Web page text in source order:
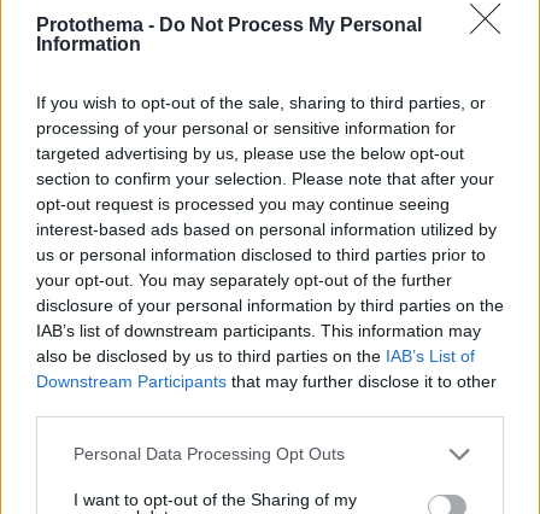
Protothema - Do Not Process My Personal
Information
If you wish to opt-out of the sale, sharing to third parties, or
processing of your personal or sensitive information for
targeted advertising by us, please use the below opt-out
section to confirm your selection. Please note that after your
opt-out request is processed you may continue seeing
interest-based ads based on personal information utilized by
us or personal information disclosed to third parties prior to
your opt-out. You may separately opt-out of the further
disclosure of your personal information by third parties on the
IAB’s list of downstream participants. This information may
also be disclosed by us to third parties on the IAB’s List of
Downstream Participants that may further disclose it to other
Please note that this website/app uses one or more Google
not limited to your visit or usage behaviour. You may click to
Personal Data Processing Opt Outs
I want to opt-out of the Sharing of my
Και ο ηθοποιός Χάρης Τζωρτζάκηςέδειξε
απογοητευμένος από την στάση του
συναδέλφου του και έκανε ένα εύστοχο σχόλιο
μέσω του Twitter.«Αναμένουμε δήλωση του
#σερβεταλης που να λέει ότι δεν ξαναπάει στο
ανθρώπων σε άντρες και γυναίκες»,
έγραψε.